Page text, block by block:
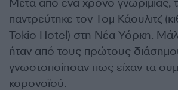
Μετά από ένα χρόνο γνωριμίας,
παντρεύτηκε τον Τομ Κάουλιτζ
Tokio Hotel) στη Νέα Υόρκη.
ήταν από τους πρώτους
γνωστοποίησαν πως είχαν τα
κορονοϊού.